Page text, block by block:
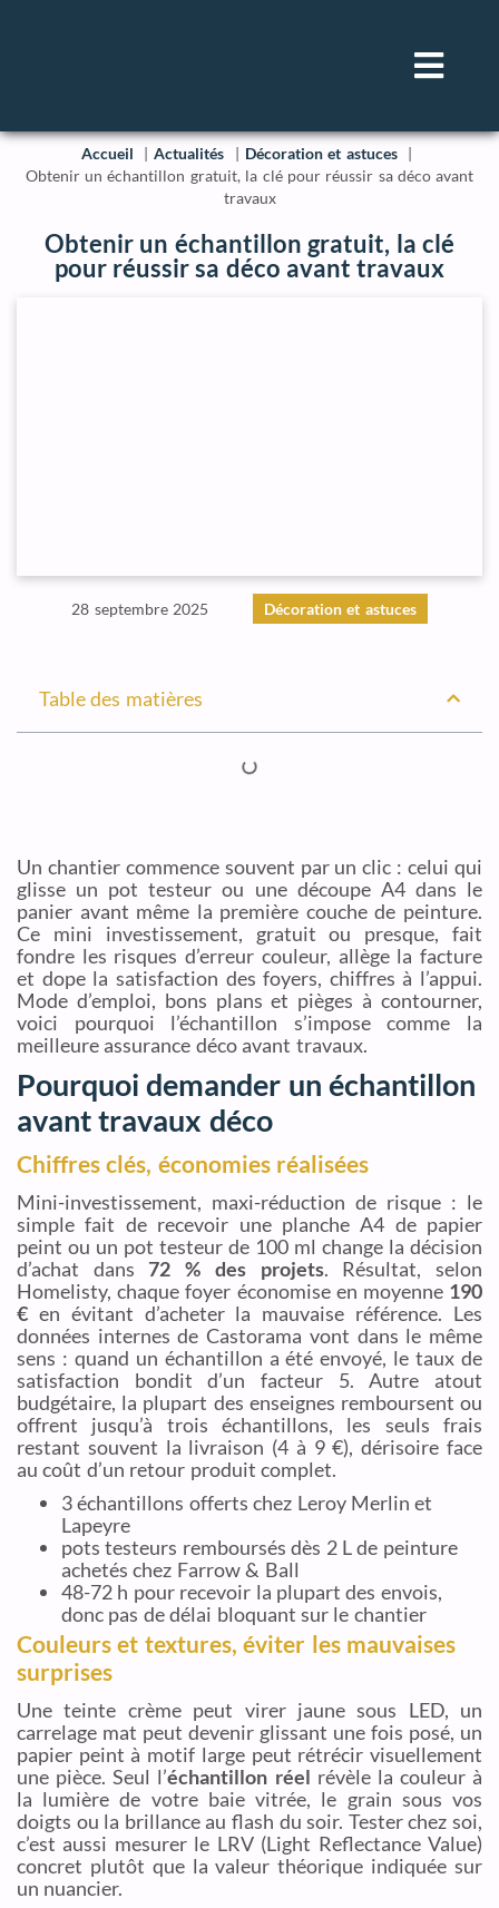
Accueil Actualités
Décoration et astuces
Obtenir un échantillon gratuit, la clé pour réussir sa déco avant
travaux
Obtenir un échantillon gratuit, la clé
pour réussir sa déco avant travaux
28 septembre 2025 Décoration et astuces
Table des matières
Un chantier commence souvent par un clic : celui qui
glisse un pot testeur ou une découpe A4 dans le
panier avant même la première couche de peinture.
Ce mini investissement, gratuit ou presque, fait
fondre les risques d’erreur couleur, allège la facture
et dope la satisfaction des foyers, chiffres à l’appui.
Mode d’emploi, bons plans et pièges à contourner,
voici pourquoi l’échantillon s’impose comme la
meilleure assurance déco avant travaux.
Pourquoi demander un échantillon
avant travaux déco
Chiffres clés, économies réalisées
Mini-investissement, maxi-réduction de risque : le
simple fait de recevoir une planche A4 de papier
peint ou un pot testeur de 100 ml change la décision
d’achat dans72 % des projets. Résultat, selon
Homelisty, chaque foyer économise en moyenne 190
€ en évitant d’acheter la mauvaise référence. Les
données internes de Castorama vont dans le même
sens : quand un échantillon a été envoyé, le taux de
satisfaction bondit d’un facteur 5. Autre atout
budgétaire, la plupart des enseignes remboursent ou
offrent jusqu’à trois échantillons, les seuls frais
restant souvent la livraison (4 à 9 €), dérisoire face
au coût d’un retour produit complet.
3 échantillons offerts chez Leroy Merlin et
Lapeyre
pots testeurs remboursés dès 2 L de peinture
achetés chez Farrow & Ball
48-72 h pour recevoir la plupart des envois,
donc pas de délai bloquant sur le chantier
Couleurs et textures, éviter les mauvaises
surprises
Une teinte crème peut virer jaune sous LED, un
carrelage mat peut devenir glissant une fois posé, un
papier peint à motif large peut rétrécir visuellement
une pièce. Seul l’échantillon réel révèle la couleur à
la lumière de votre baie vitrée, le grain sous vos
doigts ou la brillance au flash du soir. Tester chez soi,
c’est aussi mesurer le LRV (Light Reflectance Value)
concret plutôt que la valeur théorique indiquée sur
un nuancier.